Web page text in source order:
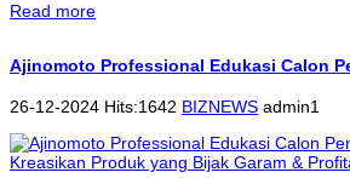
Read more
Ajinomoto Professional Edukasi Calon
26-12-2024 Hits:1642 BIZNEWS admin1